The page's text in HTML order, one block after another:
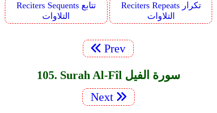
Reciters Sequents تتابع
التلاوات
Reciters Repeats تكرار
التلاوات
Prev
105. Surah Al-Fîl سورة الفيل
Next